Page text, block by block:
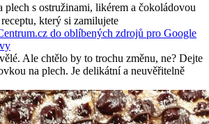
plech s ostružinami, likérem a čokoládovou
který si zamilujete
do oblíbených zdrojů pro Google
Ale chtělo by to trochu změnu, ne? Dejte
na plech. Je delikátní a neuvěřitelně